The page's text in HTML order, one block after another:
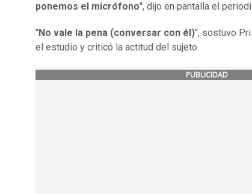
ponemos el micrófono", dijo en pantalla el
"No vale la pena (conversar con él)", sostuvo
el estudio y criticó la actitud del sujeto.
PUBLICIDAD